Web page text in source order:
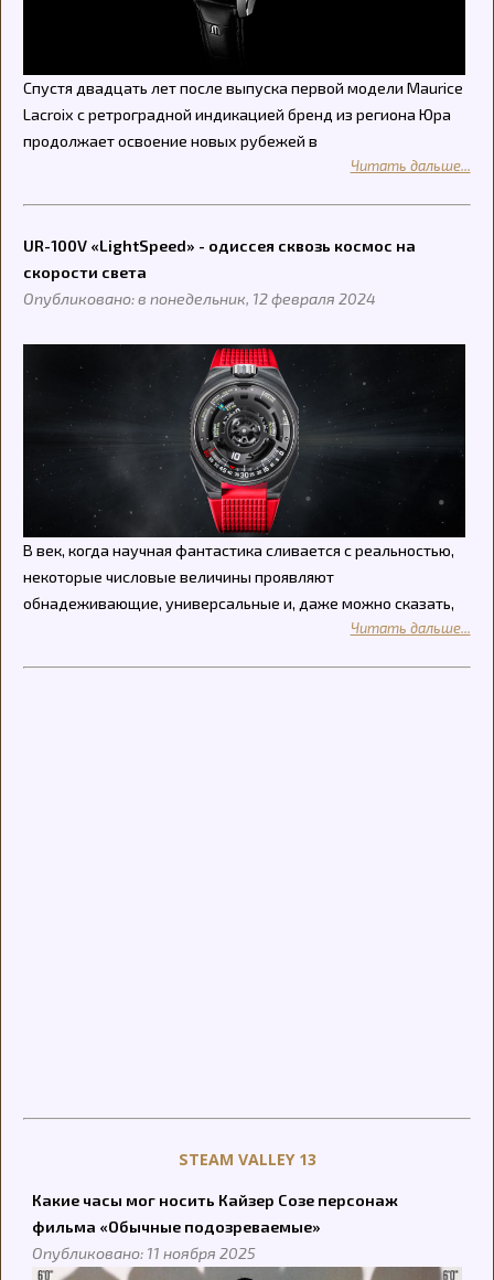
Спустя двадцать лет после выпуска первой модели Maurice
Lacroix с ретроградной индикацией бренд из региона Юра
продолжает освоение новых рубежей в
Читать дальше...
UR-100V «LightSpeed» - одиссея сквозь космос на
скорости света
Опубликовано: в понедельник, 12 февраля 2024
В век, когда научная фантастика сливается с реальностью,
некоторые числовые величины проявляют
обнадеживающие, универсальные и, даже можно сказать,
Читать дальше...
STEAM VALLEY 13
Какие часы мог носить Кайзер Созе персонаж
фильма «Обычные подозреваемые»
Опубликовано: 11 ноября 2025